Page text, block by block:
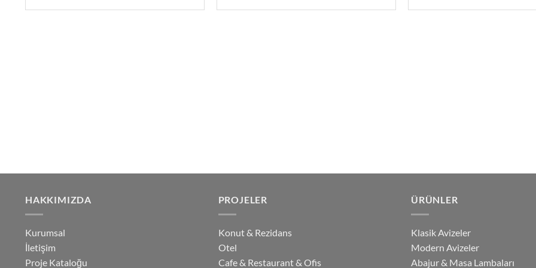
HAKKIMIZDA
Kurumsal
İletişim
Proje Kataloğu
PROJELER
Konut & Rezidans
Otel
Cafe & Restaurant & Ofis
ÜRÜNLER
Klasik Avizeler
Modern Avizeler
Abajur & Masa Lambaları